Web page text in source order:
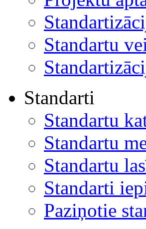
Standartu
Standarti
Standartu
Standartu
Standartu
Standarti
Paziņotie